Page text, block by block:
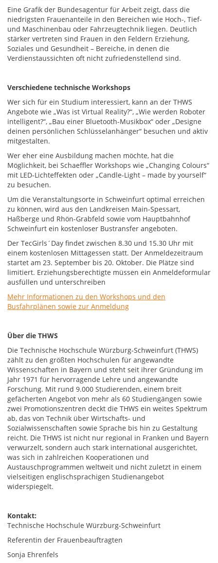
Eine Grafik der Bundesagentur für Arbeit zeigt, dass die
niedrigsten Frauenanteile in den Bereichen wie Hoch-, Tief-
und Maschinenbau oder Fahrzeugtechnik liegen. Deutlich
stärker vertreten sind Frauen in den Feldern Erziehung,
Soziales und Gesundheit – Bereiche, in denen die
Verdienstaussichten oft nicht zufriedenstellend sind.
Verschiedene technische Workshops
Wer sich für ein Studium interessiert, kann an der THWS
Angebote wie „Was ist Virtual Reality?“, „Wie werden Roboter
intelligent?“, „Bau einer Bluetooth-Musikbox“ oder „Designe
deinen persönlichen Schlüsselanhänger“ besuchen und aktiv
mitgestalten.
Wer eher eine Ausbildung machen möchte, hat die
Möglichkeit, bei Schaeffler Workshops wie „Changing Colours“
mit LED-Lichteffekten oder „Candle-Light – made by yourself“
zu besuchen.
Um die Veranstaltungsorte in Schweinfurt optimal erreichen
zu können, wird aus den Landkreisen Main-Spessart,
Haßberge und Rhön-Grabfeld sowie vom Hauptbahnhof
Schweinfurt ein kostenloser Bustransfer angeboten.
Der TecGirls´Day findet zwischen 8.30 und 15.30 Uhr mit
einem kostenlosen Mittagessen statt. Der Anmeldezeitraum
startet am 23. September bis 20. Oktober. Die Plätze sind
limitiert. Erziehungsberechtigte müssen ein Anmeldeformular
ausfüllen und unterschreiben
Mehr Informationen zu den Workshops und den
Busfahrplänen sowie zur Anmeldung
Über die THWS
Die Technische Hochschule Würzburg-Schweinfurt (THWS)
zählt zu den größten Hochschulen für angewandte
Wissenschaften in Bayern und steht seit ihrer Gründung im
Jahr 1971 für hervorragende Lehre und angewandte
Forschung. Mit rund 9.000 Studierenden, einem breit
gefächerten Angebot von mehr als 60 Studiengängen sowie
zwei Promotionszentren deckt die THWS ein weites Spektrum
ab, das von Technik über Wirtschafts- und
Sozialwissenschaften sowie Sprache bis hin zu Gestaltung
reicht. Die THWS ist nicht nur regional in Franken und Bayern
verwurzelt, sondern auch stark international ausgerichtet,
was sich in zahlreichen Kooperationen und
Austauschprogrammen weltweit und nicht zuletzt in einem
vielseitigen englischsprachigen Studienangebot
widerspiegelt.
Kontakt:
Technische Hochschule Würzburg-Schweinfurt
Referentin der Frauenbeauftragten
Sonja Ehrenfels